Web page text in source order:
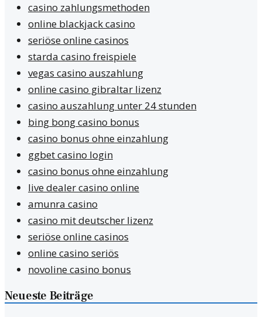
casino zahlungsmethoden
online blackjack casino
seriöse online casinos
starda casino freispiele
vegas casino auszahlung
online casino gibraltar lizenz
casino auszahlung unter 24 stunden
bing bong casino bonus
casino bonus ohne einzahlung
ggbet casino login
casino bonus ohne einzahlung
live dealer casino online
amunra casino
casino mit deutscher lizenz
seriöse online casinos
online casino seriös
novoline casino bonus
Neueste Beiträge